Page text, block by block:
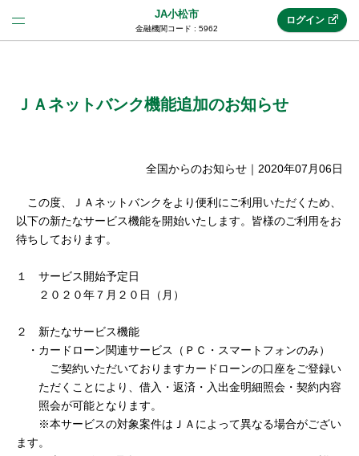
JA小松市
金融機関コード : 5962
(法人JAネットバンク)
JAネットバンクトップ
メリット
セキュリティ
使い方
ログイン
ＪＡネットバンク機能追加のお知らせ
全国からのお知らせ ｜ 2020年07月06日
この度、ＪＡネットバンクをより便利にご利用いただくため、
以下の新たなサービス機能を開始いたします。皆様のご利用をお
待ちしております。
１ サービス開始予定日
２０２０年７月２０日（月）
２ 新たなサービス機能
・カードローン関連サービス（ＰＣ・スマートフォンのみ）
ご契約いただいておりますカードローンの口座をご登録い
ただくことにより、借入・返済・入出金明細照会・契約内容
照会が可能となります。
※本サービスの対象案件はＪＡによって異なる場合がござい
ます。